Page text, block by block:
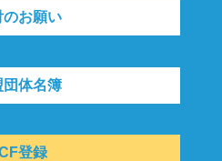
のお願い
団体名簿
登録